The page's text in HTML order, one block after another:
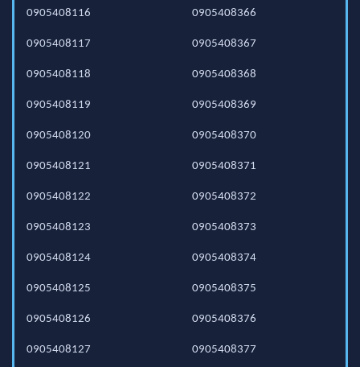
0905408116
0905408117
0905408118
0905408119
0905408120
0905408121
0905408122
0905408123
0905408124
0905408125
0905408126
0905408127
0905408366
0905408367
0905408368
0905408369
0905408370
0905408371
0905408372
0905408373
0905408374
0905408375
0905408376
0905408377